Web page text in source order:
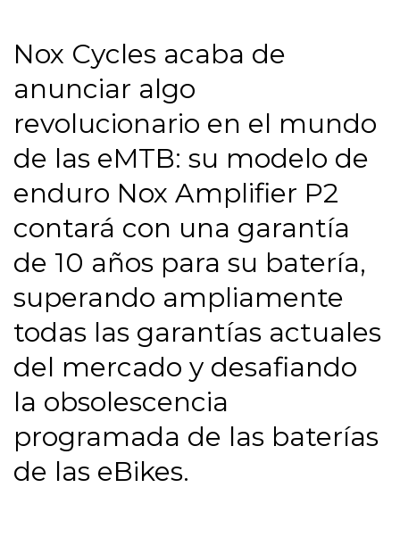
Nox Cycles acaba de
anunciar algo
revolucionario en el mundo
de las eMTB: su modelo de
enduro Nox Amplifier P2
contará con una garantía
de 10 años para su batería,
superando ampliamente
todas las garantías actuales
del mercado y desafiando
la obsolescencia
programada de las baterías
de las eBikes.